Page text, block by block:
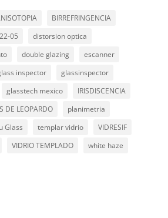
BIRREFRINGENCIA
05
distorsion optica
double glazing
escanner
inspector
glassinspector
glasstech mexico
IRISDISCENCIA
DE LEOPARDO
planimetria
Glass templar vidrio
VIDRESIF
VIDRIO TEMPLADO white haze